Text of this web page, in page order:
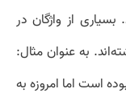
از واژگان در
به عنوان مثال:
است اما امروزه به